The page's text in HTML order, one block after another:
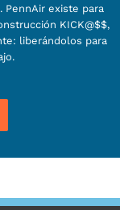
PennAir existe para
KICK@$$,
liberándolos para